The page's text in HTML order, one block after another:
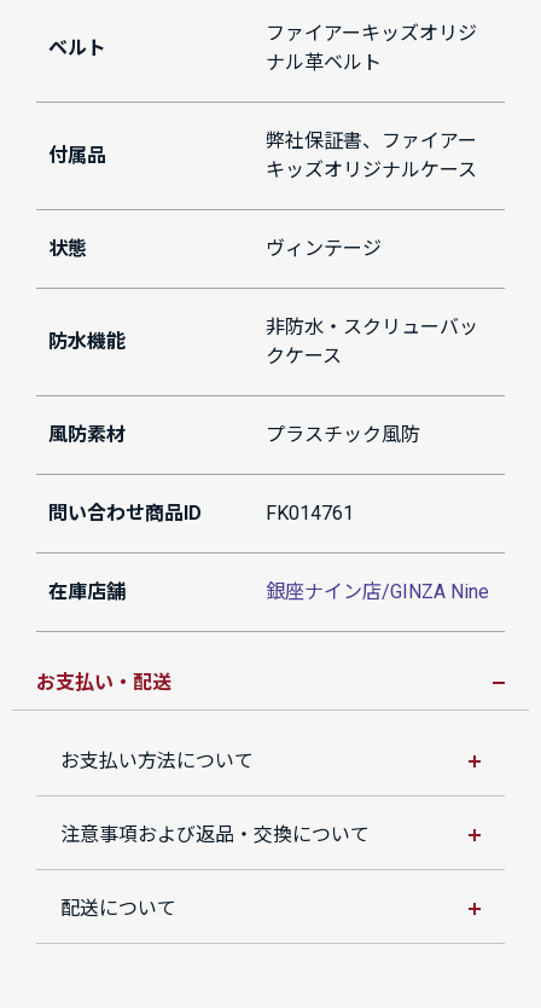
ベルト
ファイアーキッズオリジ
ナル革ベルト
付属品
弊社保証書、ファイアー
キッズオリジナルケース
状態 ヴィンテージ
防水機能
非防水・スクリューバッ
クケース
風防素材 プラスチック風防
問い合わせ商品ID FK014761
在庫店舗 銀座ナイン店/GINZA Nine
お支払い・配送
お支払い方法について
注意事項および返品・交換について
配送について